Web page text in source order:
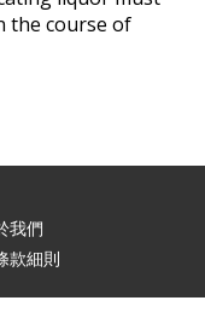
the course of
我們
款細則